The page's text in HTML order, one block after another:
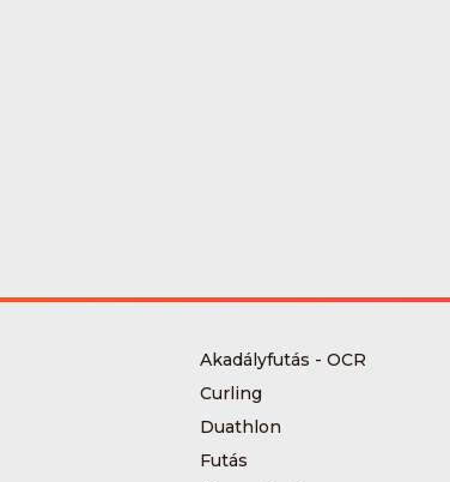
Akadályfutás - OCR
Curling
Duathlon
Futás